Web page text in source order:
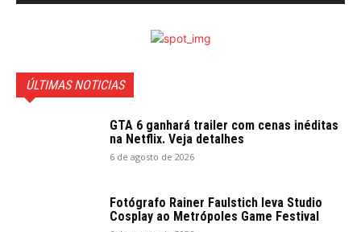
ÚLTIMAS NOTICIAS
GTA 6 ganhará trailer com cenas inéditas
na Netflix. Veja detalhes
6 de agosto de 2026
Fotógrafo Rainer Faulstich leva Studio
Cosplay ao Metrópoles Game Festival